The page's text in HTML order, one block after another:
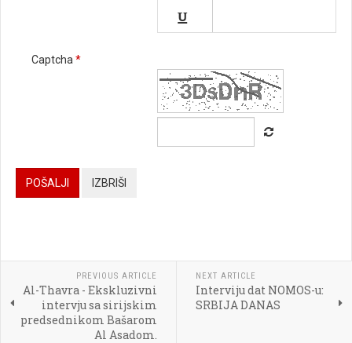




Captcha *
POŠALJI IZBRIŠI
PREVIOUS ARTICLE
Al-Thavra - Ekskluzivni
intervju sa sirijskim
predsednikom Bašarom
Al Asadom.
NEXT ARTICLE
Interviju dat NOMOS-u:
SRBIJA DANAS